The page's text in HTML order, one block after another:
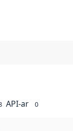
API-ar 0